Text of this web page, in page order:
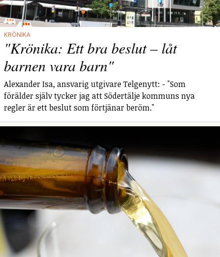
KRÖNIKA
"Krönika: Ett bra beslut – låt
barnen vara barn"
Alexander Isa, ansvarig utgivare Telgenytt: - "Som
förälder själv tycker jag att Södertälje kommuns nya
regler är ett beslut som förtjänar beröm."